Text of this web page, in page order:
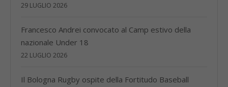
29 LUGLIO 2026
Francesco Andrei convocato al Camp estivo della
nazionale Under 18
22 LUGLIO 2026
Il Bologna Rugby ospite della Fortitudo Baseball